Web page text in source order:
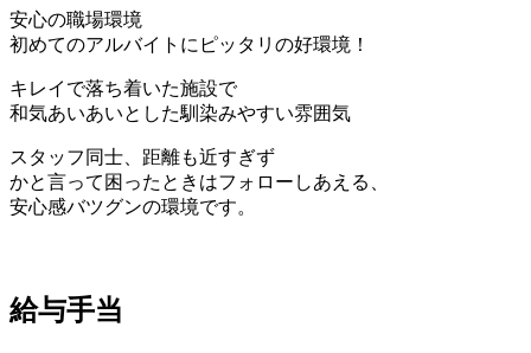
安心の職場環境
初めてのアルバイトにピッタリの好環境！
キレイで落ち着いた施設で
和気あいあいとした馴染みやすい雰囲気
スタッフ同士、距離も近すぎず
かと言って困ったときはフォローしあえる、
安心感バツグンの環境です。
給与手当